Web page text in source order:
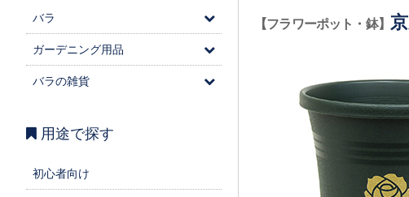
【フラワーポット・鉢】
バラ
ガーデニング用品
バラの雑貨
用途で探す
初心者向け